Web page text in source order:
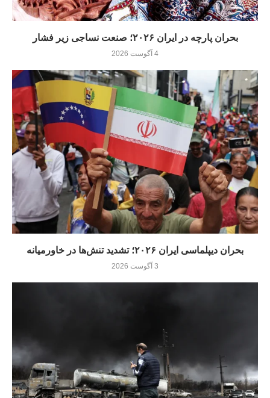
بحران پارچه در ایران ۲۰۲۶؛ صنعت نساجی زیر فشار
4 آگوست 2026
بحران دیپلماسی ایران ۲۰۲۶؛ تشدید تنش‌ها در خاورمیانه
3 آگوست 2026